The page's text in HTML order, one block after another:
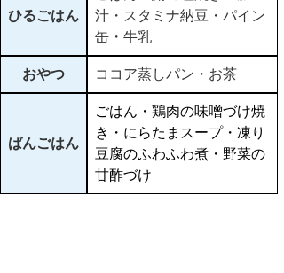
ひるごはん
汁・スタミナ納豆・パイン
缶・牛乳
おやつ ココア蒸しパン・お茶
ばんごはん
ごはん・鶏肉の味噌づけ焼
き・にらたまスープ・凍り
豆腐のふわふわ煮・野菜の
甘酢づけ